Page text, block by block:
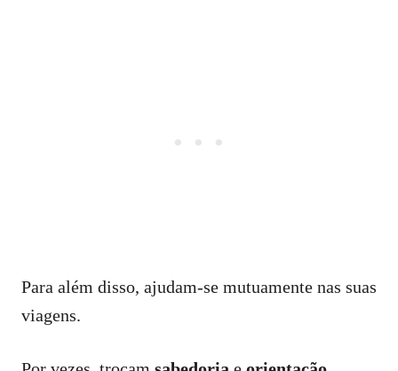
Para além disso, ajudam-se mutuamente nas suas
viagens.